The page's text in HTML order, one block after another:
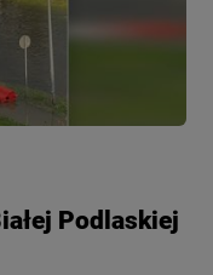
Podlaskiej